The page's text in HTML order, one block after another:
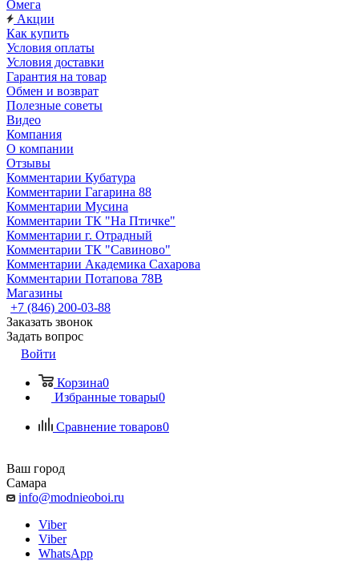
Омега
Акции
Как купить
Условия оплаты
Условия доставки
Гарантия на товар
Обмен и возврат
Полезные советы
Видео
Компания
О компании
Отзывы
Комментарии Кубатура
Комментарии Гагарина 88
Комментарии Мусина
Комментарии ТК "На Птичке"
Комментарии г. Отрадный
Комментарии ТК "Савиново"
Комментарии Академика Сахарова
Комментарии Потапова 78В
Магазины
+7 (846) 200-03-88
Заказать звонок
Задать вопрос
Войти
Корзина0
Избранные товары0
Сравнение товаров0
Ваш город
Самара
info@modnieoboi.ru
Viber
Viber
WhatsApp